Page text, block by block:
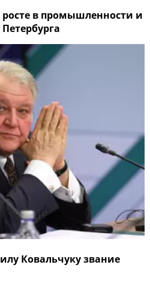
росте в промышленности и
Ковальчуку звание